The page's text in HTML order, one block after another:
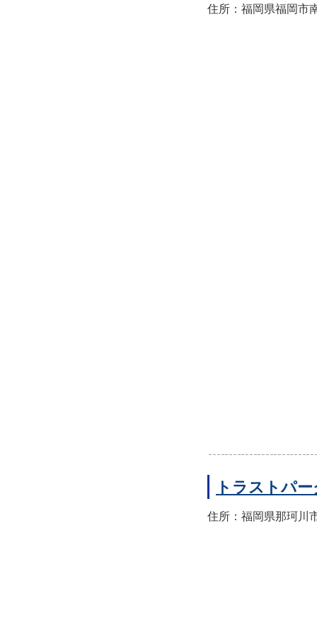
住所：福岡県福岡市
トラストパ
住所：福岡県那珂川